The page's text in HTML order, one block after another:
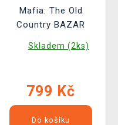
Mafia: The Old
Country BAZAR
Skladem (2ks)
799 Kč
Do košíku